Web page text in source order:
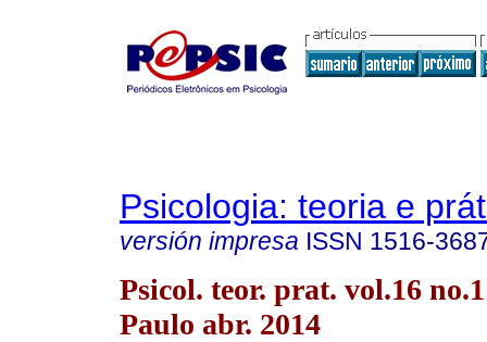
Psicologia: teoria e
versión impresa ISSN 1516-
Psicol. teor. prat. vol.16
Paulo abr. 2014